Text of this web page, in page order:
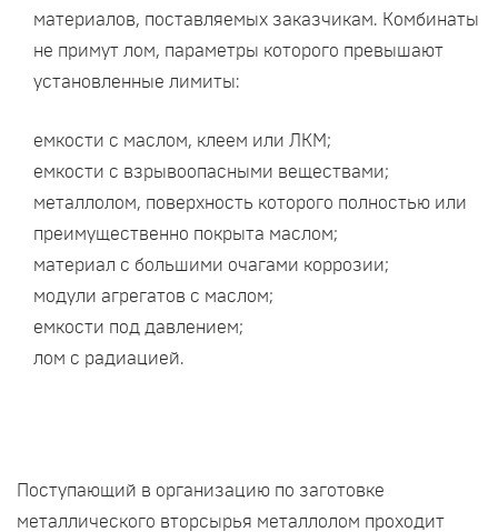
материалов, поставляемых заказчикам. Комбинаты
не примут лом, параметры которого превышают
установленные лимиты:
емкости с маслом, клеем или ЛКМ;
емкости с взрывоопасными веществами;
металлолом, поверхность которого полностью или
преимущественно покрыта маслом;
материал с большими очагами коррозии;
модули агрегатов с маслом;
емкости под давлением;
лом с радиацией.
Поступающий в организацию по заготовке
металлического вторсырья металлолом проходит